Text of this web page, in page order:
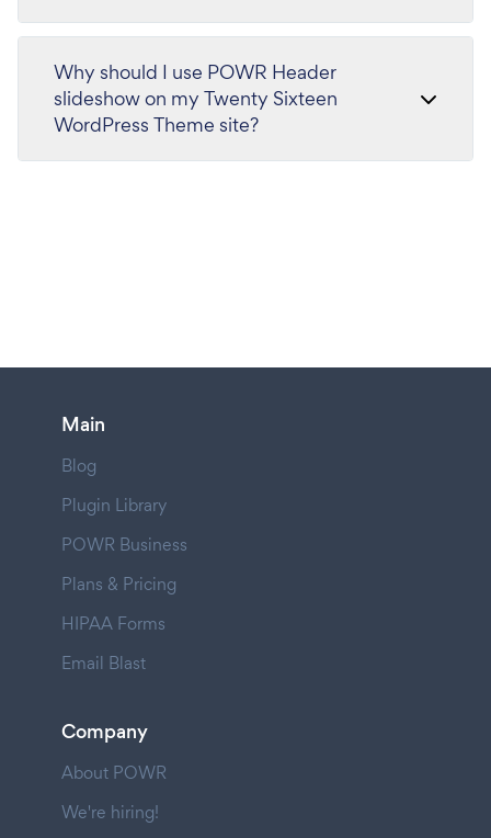
Why should I use POWR Header
slideshow on my Twenty Sixteen
WordPress Theme site?
Main
Blog
Plugin Library
POWR Business
Plans & Pricing
HIPAA Forms
Email Blast
Company
About POWR
We're hiring!